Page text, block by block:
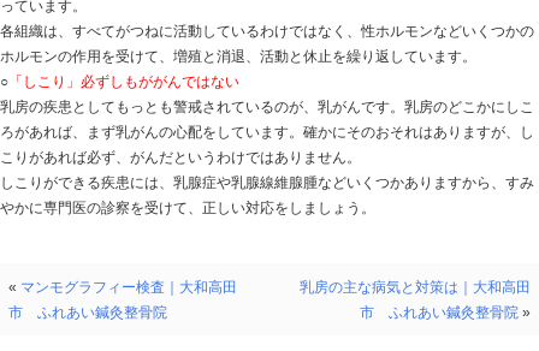
2017.08.16 | Category:
今回は乳房の構造について紹介したいと思います（＾◇
女性の乳房は、思春期からの第2次性徴の一つとして、
て発達します。乳汁の分泌器官として種族保存の大役を
象徴としても大切な存在として意識されています。
「小葉」に分かれており、いくつかの「乳腺」を納めて